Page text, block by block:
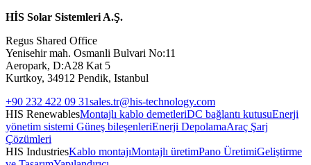
HİS Solar Sistemleri A.Ş.
Regus Shared Office
Yenisehir mah. Osmanli Bulvari No:11
Aeropark, D:A28 Kat 5
Kurtkoy, 34912 Pendik, Istanbul
+90 232 422 09 31sales.tr@his-technology.com
HIS RenewablesMontajlı kablo demetleriDC bağlantı kutusuEnerji
yönetim sistemi Güneş bileşenleriEnerji DepolamaAraç Şarj
Çözümleri
HIS IndustriesKablo montajıMontajlı üretimPano ÜretimiGeliştirme